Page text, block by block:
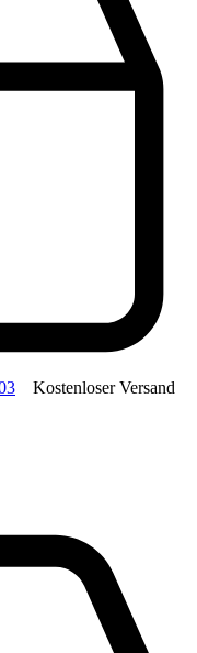
Kostenloser Versand